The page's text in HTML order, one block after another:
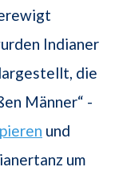
Indianer
die
Männer“ -
und
um